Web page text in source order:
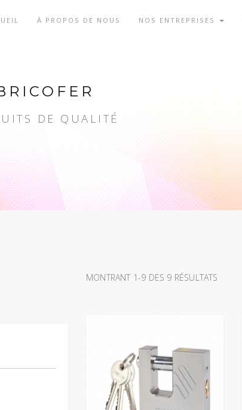
À PROPOS DE NOUS NOS ENTREPRISES
DE QUALITÉ
MONTRANT 1-9 DES 9 RÉSULTATS